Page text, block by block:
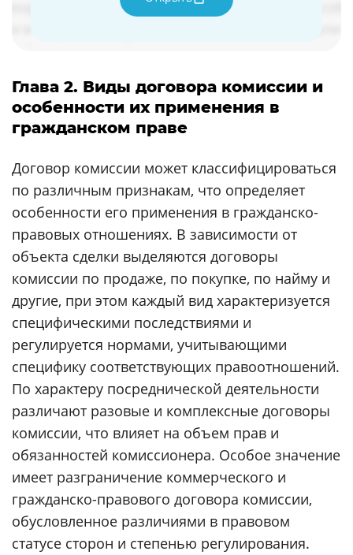
Глава 2. Виды договора комиссии и
особенности их применения в
гражданском праве
Договор комиссии может классифицироваться
по различным признакам, что определяет
особенности его применения в гражданско-
правовых отношениях. В зависимости от
объекта сделки выделяются договоры
комиссии по продаже, по покупке, по найму и
другие, при этом каждый вид характеризуется
специфическими последствиями и
регулируется нормами, учитывающими
специфику соответствующих правоотношений.
По характеру посреднической деятельности
различают разовые и комплексные договоры
комиссии, что влияет на объем прав и
обязанностей комиссионера. Особое значение
имеет разграничение коммерческого и
гражданско-правового договора комиссии,
обусловленное различиями в правовом
статусе сторон и степенью регулирования.